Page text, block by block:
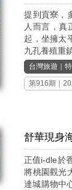
提到貢寮，
人而言，真
起，坐擁太
九孔養殖重
台灣旅遊 ｜
第916期
｜
舒華現身
正值i-dle於
將桃園觀光
達城購物中